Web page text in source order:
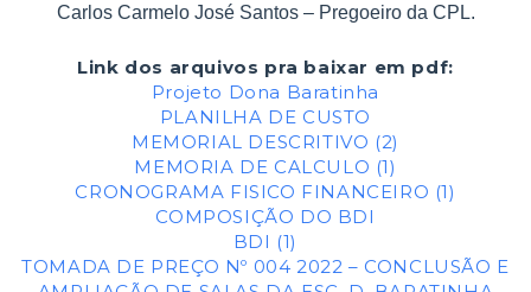
Carlos Carmelo José Santos – Pregoeiro da CPL.
Link dos arquivos pra baixar em pdf:
Projeto Dona Baratinha
PLANILHA DE CUSTO
MEMORIAL DESCRITIVO (2)
MEMORIA DE CALCULO (1)
CRONOGRAMA FISICO FINANCEIRO (1)
COMPOSIÇÃO DO BDI
BDI (1)
TOMADA DE PREÇO Nº 004 2022 – CONCLUSÃO E